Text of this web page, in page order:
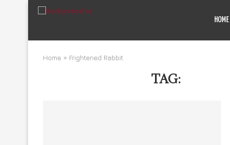
HOME
Home » Frightened Rabbit
TAG: